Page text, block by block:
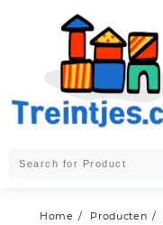
Home Producten